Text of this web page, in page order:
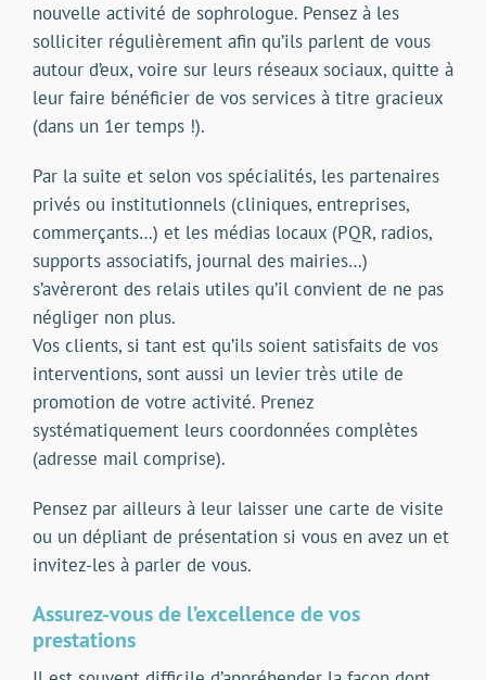
nouvelle activité de sophrologue. Pensez à les
solliciter régulièrement afin qu’ils parlent de vous
autour d’eux, voire sur leurs réseaux sociaux, quitte à
leur faire bénéficier de vos services à titre gracieux
(dans un 1er temps !).
Par la suite et selon vos spécialités, les partenaires
privés ou institutionnels (cliniques, entreprises,
commerçants…) et les médias locaux (PQR, radios,
supports associatifs, journal des mairies…)
s’avèreront des relais utiles qu’il convient de ne pas
négliger non plus.
Vos clients, si tant est qu’ils soient satisfaits de vos
interventions, sont aussi un levier très utile de
promotion de votre activité. Prenez
systématiquement leurs coordonnées complètes
(adresse mail comprise).
Pensez par ailleurs à leur laisser une carte de visite
ou un dépliant de présentation si vous en avez un et
invitez-les à parler de vous.
Assurez-vous de l’excellence de vos
prestations